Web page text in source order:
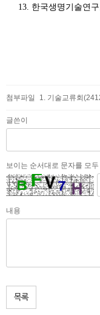
13. 한국생명기술연
첨부파일 기술교류회
글쓴이
보이는 순서대로 문자를 모
내용
목록